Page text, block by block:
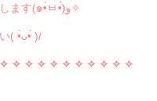
お急ぎの方にも臨機応変に対応いたします(๑•̀ㅂ•́)و✧
( •̀ᴗ•́ )/
✧ ✧ ✧ ✧ ✧ ✧ ✧ ✧ ✧ ✧